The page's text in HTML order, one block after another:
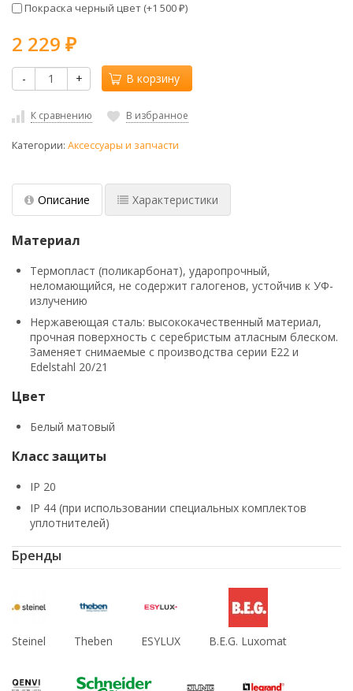
Покраска черный цвет (+1 500 ₽)
2 229 ₽
- + В корзину
К сравнению В избранное
Категории: Аксессуары и запчасти
Описание Характеристики
Материал
Термопласт (поликарбонат), ударопрочный,
неломающийся, не содержит галогенов, устойчив к УФ-
излучению
Нержавеющая сталь: высококачественный материал,
прочная поверхность с серебристым атласным блеском.
Заменяет снимаемые с производства серии E22 и
Edelstahl 20/21
Цвет
Белый матовый
Класс защиты
IP 20
IP 44 (при использовании специальных комплектов
уплотнителей)
Бренды
Steinel Theben ESYLUX B.E.G. Luxomat